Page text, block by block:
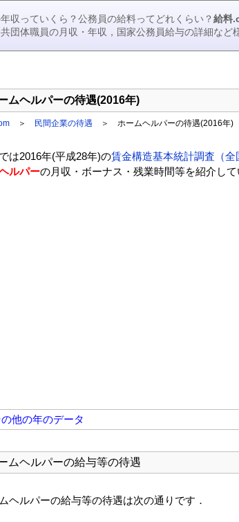
収っていくら？公務員の給料ってどれくらい？給料
団体職員の月収・年収，国家公務員給与の詳細など
ムヘルパーの待遇(2016年)
＞ 民間企業の待遇 ＞ ホームヘルパーの待遇(2016年)
は2016年(平成28年)の賃金構造基本統計調査（全
ルパーの月収・ボーナス・残業時間等を紹介して
他の年のデータ
ムヘルパーの給与等の待遇
ヘルパーの給与等の待遇は次の通りです．